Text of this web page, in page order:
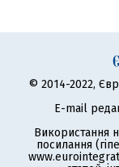
© 2014-2022,
E-mail
Використання
посилання